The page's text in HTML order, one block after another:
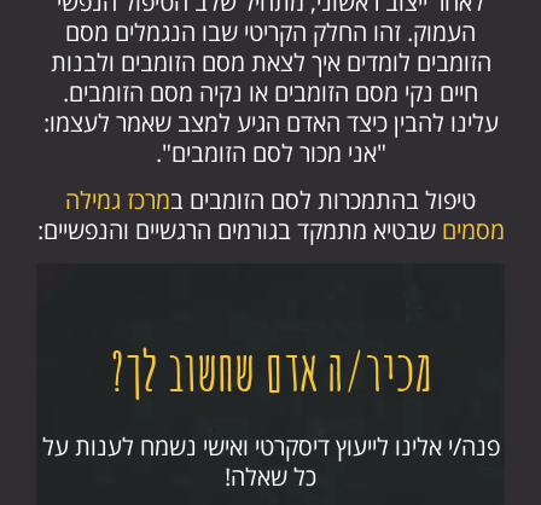
העמוק. זהו החלק הקריטי שבו הנגמלים מסם
הזומבים לומדים איך לצאת מסם הזומבים ולבנות
חיים נקי מסם הזומבים או נקיה מסם הזומבים.
עלינו להבין כיצד האדם הגיע למצב שאמר לעצמו:
"אני מכור לסם הזומבים".
טיפול בהתמכרות לסם הזומבים במרכז גמילה
מסמים שבטיא מתמקד בגורמים הרגשיים והנפשיים:
מכיר/ה אדם שחשוב לך?
פנה/י אלינו לייעוץ דיסקרטי ואישי נשמח לענות על
כל שאלה!